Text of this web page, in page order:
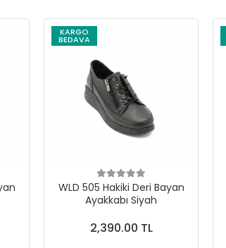
KARGO
BEDAVA
WLD 505 Hakiki Deri Bayan
Ayakkabı Siyah
2,390.00 TL